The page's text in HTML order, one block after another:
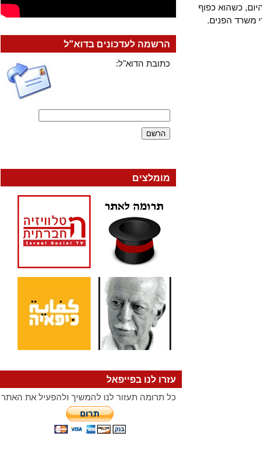
כשהוא כפוף
הפנים.
הרשמה לעדכונים בדוא"ל
כתובת הדוא"ל:
מומלצים
עזרו לנו בפייפאל
כל תרומה תעזור לנו להמשיך ולהפעיל את האתר